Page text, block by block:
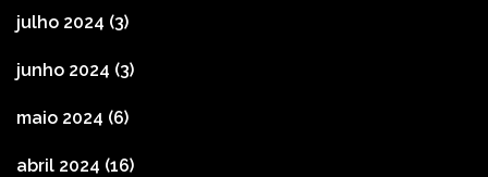
julho 2024 (3)
junho 2024 (3)
maio 2024 (6)
abril 2024 (16)